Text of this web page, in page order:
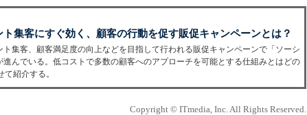
ト集客にすぐ効く、顧客の行動を促す販促キャンペーンとは？
ト集客、顧客満足度の向上などを目指して行われる販促キャンペーンで「ソーシ
進んでいる。低コストで多数の顧客へのアプローチを可能とする仕組みとはどの
紹介する。
Copyright © ITmedia, Inc. All Rights Reserved.